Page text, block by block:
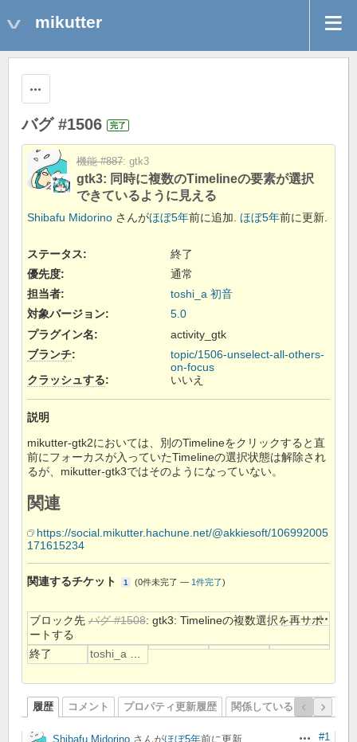
mikutter
バグ #1506 完了
機能 #887: gtk3
gtk3: 同時に複数のTimelineの要素が選択
できているように見える
Shibafu Midorino さんがほぼ5年前に追加. ほぼ5年前に更新.
ステータス:
終了
優先度:
通常
担当者:
toshi_a 初音
対象バージョン:
5.0
プラグイン名:
activity_gtk
ブランチ:
topic/1506-unselect-all-others-
on-focus
クラッシュする: いいえ
説明
mikutter-gtk2においては、別のTimelineをクリックすると直
前にフォーカスが入っていたTimelineの選択状態は解除され
るが、mikutter-gtk3ではそのようになっていない。
関連
https://social.mikutter.hachune.net/@akkiesoft/106992005
171615234
関連するチケット 1 (0件未完了 — 1件完了)
ブロック先 バグ #1508: gtk3: Timelineの複数選択を再サポ
ートする
終了
履歴 コメント プロパティ更新履歴 関係しているリビジョン
操作#1
Shibafu Midorino さんがほぼ5年前に更新